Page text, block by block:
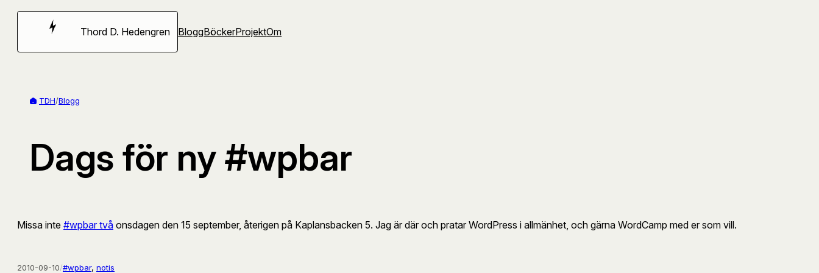
Hoppa
Thord D. Hedengren BloggBöckerProjektOm
TDH/Blogg
Dags för ny #wpbar
Missa inte #wpbar två onsdagen den 15 september, återigen på Kaplansbacken 5. Jag är där och pratar WordPress i allmänhet, och gärna WordCamp med er som vill.
2010-09-10/#wpbar, notis